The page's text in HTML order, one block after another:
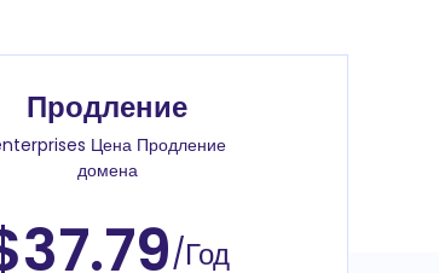
Продление
Цена Продление
домена
/Год